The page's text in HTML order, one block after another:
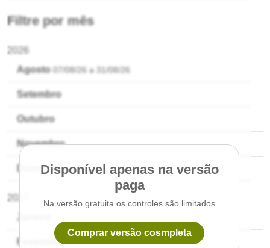
Na versão gratuita os controles são limitados
Comprar versão completa
Filtre por mês
Disponível apenas na versão
paga
Na versão gratuita os controles são limitados
Comprar versão cosmpleta
2026
Agosto
07/08/26 a 31/08/26
Setembro
Outubro
Novembro
Dezembro
2027
Janeiro
Fevereiro